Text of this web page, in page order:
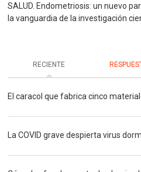
SALUD. Endometriosis: un nuevo
la vanguardia de la investigación
RECIENTE
El caracol que fabrica cinco
La COVID grave despierta virus